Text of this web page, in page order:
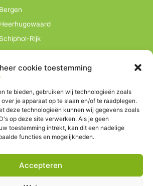
cookie toestemming
te bieden, gebruiken wij technologieën zoals
je apparaat op te slaan en/of te raadplegen.
deze technologieën kunnen wij gegevens zoals
op deze site verwerken. Als je geen
toestemming intrekt, kan dit een nadelige
functies en mogelijkheden.
Accepteren
Rijk
info@jomol.nl
Hauwerstraat 9
1671 EV Medemblik
Tel. 06-502 03 446
dan 15 jaar ervaring